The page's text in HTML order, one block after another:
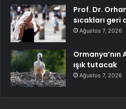
Prof. Dr.
sıcakları geri
Ağustos 7, 2026
Ormanya’nın
ışık tutacak
Ağustos 7, 2026